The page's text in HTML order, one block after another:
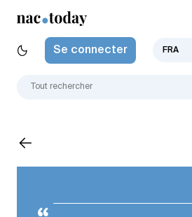
Se connecter FRA